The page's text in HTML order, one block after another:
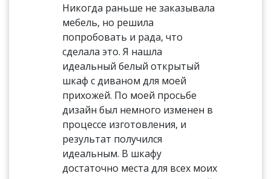
Никогда раньше не заказывала
мебель, но решила
попробовать и рада, что
сделала это. Я нашла
идеальный белый открытый
шкаф с диваном для моей
прихожей. По моей просьбе
дизайн был немного изменен в
процессе изготовления, и
результат получился
идеальным. В шкафу
достаточно места для всех моих